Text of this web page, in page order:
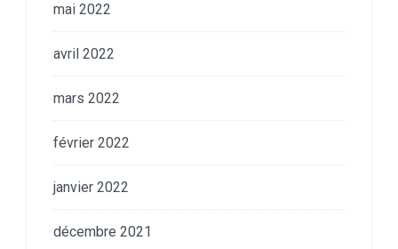
mai 2022
avril 2022
mars 2022
février 2022
janvier 2022
décembre 2021